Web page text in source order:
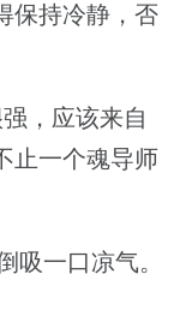
保持冷静，否
，应该来自
止一个魂导师
一口凉气。